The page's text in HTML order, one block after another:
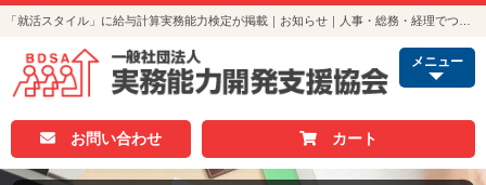
メニュー
お問い合わせ カート